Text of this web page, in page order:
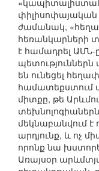
փիլիսոփայական
ժամանակ,
հեռանկարների
է համադրել
են ունեցել
համատեքստում
միտքը, թե
մեկնաբանվում է
արդյունք, և ոչ
որոնք նա
Առայսօր